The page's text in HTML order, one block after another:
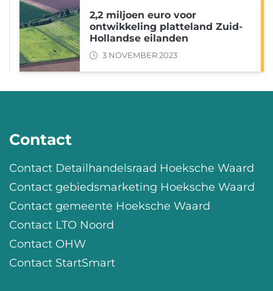
2,2 miljoen euro voor
ontwikkeling platteland Zuid-
Hollandse eilanden
3 NOVEMBER 2023
Contact
Contact Detailhandelsraad Hoeksche Waard
Contact gebiedsmarketing Hoeksche Waard
Contact gemeente Hoeksche Waard
Contact LTO Noord
Contact OHW
Contact StartSmart